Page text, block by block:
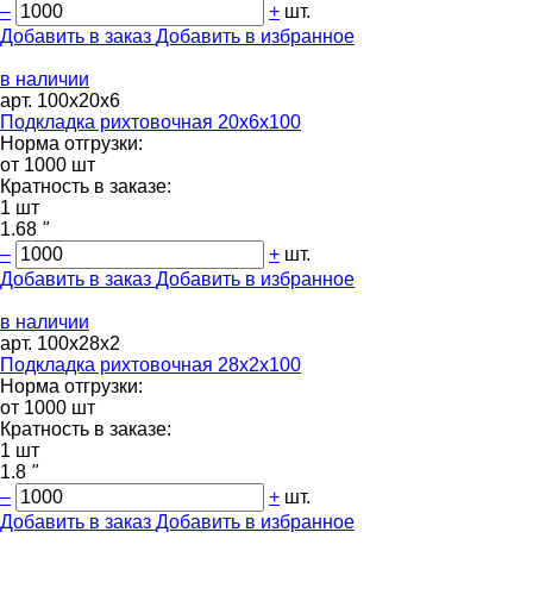
–
+ шт.
Добавить в заказ Добавить в избранное
в наличии
арт. 100х20х6
Подкладка рихтовочная 20х6х100
Норма отгрузки:
от 1000 шт
Кратность в заказе:
1 шт
1.68 "
–
+ шт.
Добавить в заказ Добавить в избранное
в наличии
арт. 100х28х2
Подкладка рихтовочная 28х2х100
Норма отгрузки:
от 1000 шт
Кратность в заказе:
1 шт
1.8 "
–
+ шт.
Добавить в заказ Добавить в избранное